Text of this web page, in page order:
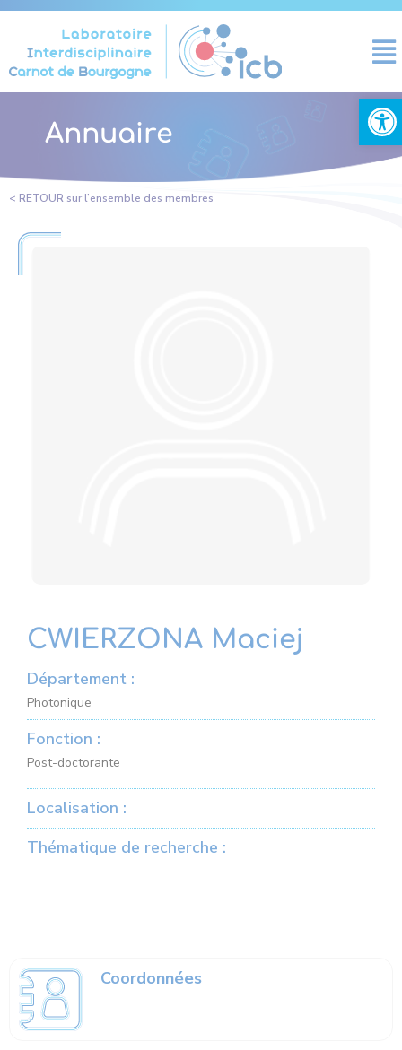
Ouvrir
Annuaire
< RETOUR sur l’ensemble des membres
CWIERZONA Maciej
Département :
Photonique
Fonction :
Post-doctorante
Localisation :
Thématique de recherche :
Coordonnées
Panneau de gestion des cookies